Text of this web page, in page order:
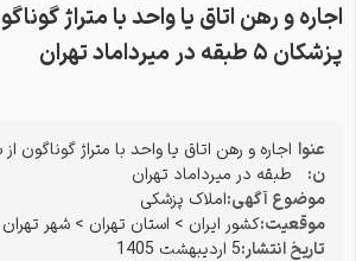
اجاره و رهن اتاق یا واحد با متراژ
پزشکان ۵ طبقه در میرداماد تهران
عنوا
ن:
طبقه در میرداماد تهران
موضوع آگهی:املاک پزشکی
موقعیت:کشور ایران > استان تهران > شهر تهران
تاریخ انتشار:5 اردیبهشت 1405